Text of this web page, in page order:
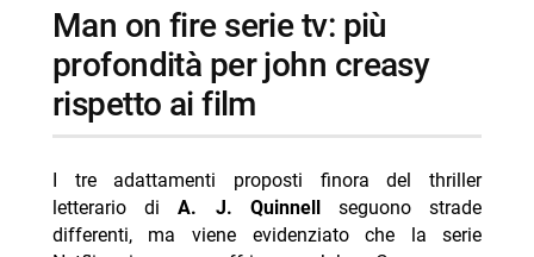
man on fire serie tv: più
profondità per john creasy
rispetto ai film
I tre adattamenti proposti finora del thriller
letterario diA. J. Quinnell
seguono strade
differenti, ma viene evidenziato che la serie